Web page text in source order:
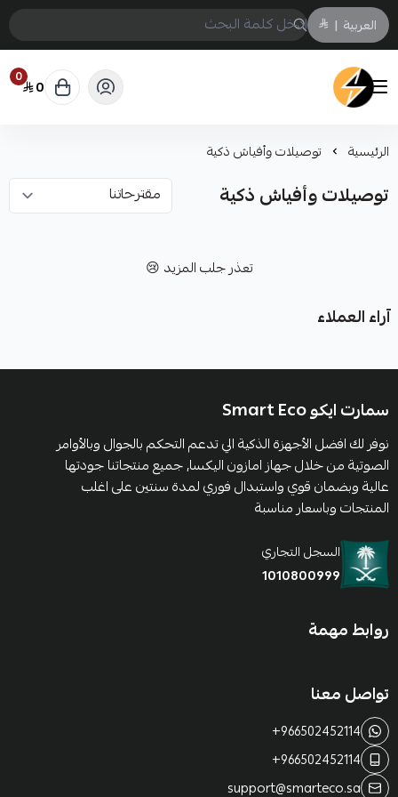
العربية |
سمارت ايكو Smart Eco
0 0
الرئيسية توصيلات وأفياش ذكية
توصيلات وأفياش ذكية
تعذر جلب المزيد 😢
آراء العملاء
سمارت ايكو Smart Eco
نوفر لك افضل الأجهزة الذكية الي تدعم التحكم بالجوال وبالأوامر
الصوتية من خلال جهاز امازون اليكسا, جميع منتجاتنا جودتها
عالية وبضمان قوي واستبدال فوري لمدة سنتين على اغلب
المنتجات وباسعار مناسبة
السجل التجاري
1010800999
روابط مهمة
تواصل معنا
+966502452114
+966502452114
support@smarteco.sa